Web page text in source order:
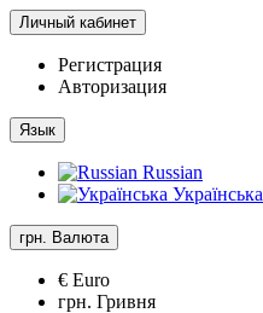
Личный кабинет
Регистрация
Авторизация
Язык
Russian
Українська
грн. Валюта
€ Euro
грн. Гривня